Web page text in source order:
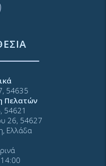
54635
Πελατών
54621
26, 54627
Ελλάδα